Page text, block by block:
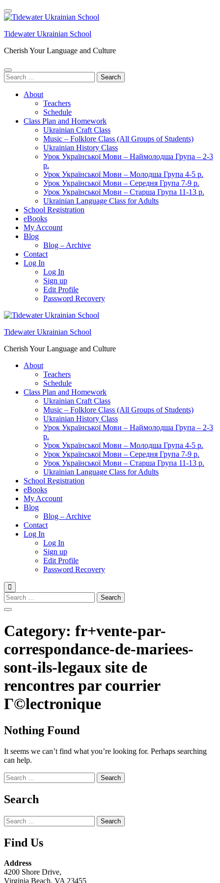
Skip
to
(Press
Tidewater Ukrainian School
Cherish Your Language and Culture
Search
for:
About
Teachers
Schedule
Class Plan and Homework
Ukrainian Craft Class
Music – Folklore Class (All Groups of Students)
Ukrainian History Class
Урок Української Мови – Наймолодша Група – 2-3
р.
Урок Української Мови – Молодша Група 4-5 р.
Урок Української Мови – Середня Група 7-9 р.
Урок Української Мови – Старша Група 11-13 р.
Ukrainian Language Class for Adults
School Registration
eBooks
My Account
Blog
Blog – Archive
Contact
Log In
Log In
Sign up
Edit Profile
Password Recovery
Tidewater Ukrainian School
Cherish Your Language and Culture
About
Teachers
Schedule
Class Plan and Homework
Ukrainian Craft Class
Music – Folklore Class (All Groups of Students)
Ukrainian History Class
Урок Української Мови – Наймолодша Група – 2-3
р.
Урок Української Мови – Молодша Група 4-5 р.
Урок Української Мови – Середня Група 7-9 р.
Урок Української Мови – Старша Група 11-13 р.
Ukrainian Language Class for Adults
School Registration
eBooks
My Account
Blog
Blog – Archive
Contact
Log In
Log In
Sign up
Edit Profile
Password Recovery
Search
for:
Category: fr+vente-par-
correspondance-de-mariees-
sont-ils-legaux site de
rencontres par courrier
Г©lectronique
Nothing Found
It seems we can’t find what you’re looking for. Perhaps searching
can help.
Search
for:
Search
Search
for:
Find Us
Address
4200 Shore Drive,
Virginia Beach, VA 23455